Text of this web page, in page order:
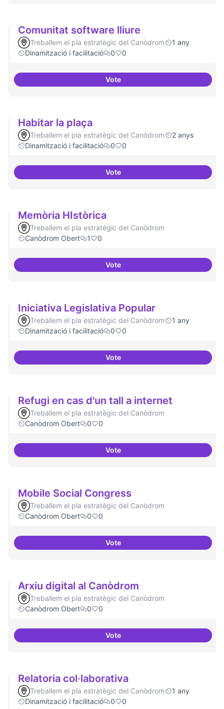
Comunitat software lliure
Treballem el pla estratègic del Canòdrom
1 any
Dinamització i facilitació
0 0
VoteComunitat software lliure
Habitar la plaça
Treballem el pla estratègic del Canòdrom
2 anys
Dinamització i facilitació
0 0
VoteHabitar la plaça
Memòria HIstòrica
Treballem el pla estratègic del Canòdrom
Canòdrom Obert
1 0
VoteMemòria HIstòrica
Iniciativa Legislativa Popular
Treballem el pla estratègic del Canòdrom
1 any
Dinamització i facilitació
0 0
VoteIniciativa Legislativa Popular
Refugi en cas d'un tall a internet
Treballem el pla estratègic del Canòdrom
Canòdrom Obert
0 0
VoteRefugi en cas d'un tall a internet
Mobile Social Congress
Treballem el pla estratègic del Canòdrom
Canòdrom Obert
0 0
VoteMobile Social Congress
Arxiu digital al Canòdrom
Treballem el pla estratègic del Canòdrom
Canòdrom Obert
0 0
VoteArxiu digital al Canòdrom
Relatoria col·laborativa
Treballem el pla estratègic del Canòdrom
1 any
Dinamització i facilitació
0 0